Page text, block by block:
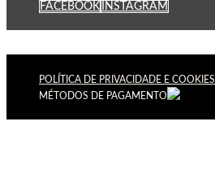
FACEBOOK INSTAGRAM
POLÍTICA DE PRIVACIDADE E COOKIES
MÉTODOS DE PAGAMENTO